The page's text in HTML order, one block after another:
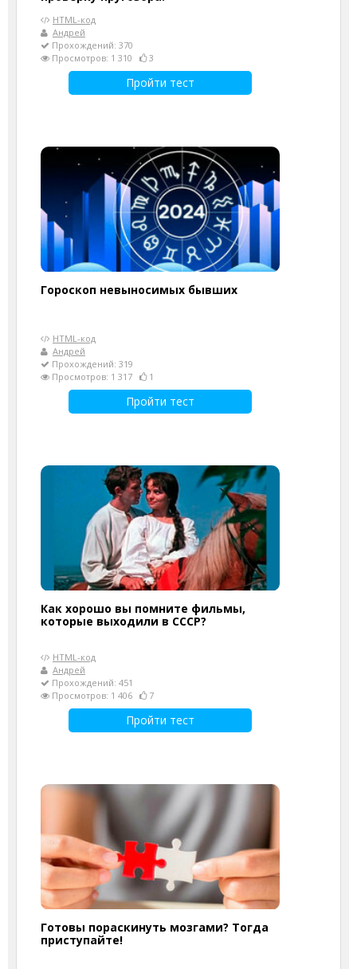
HTML-код
Андрей
Прохождений: 370
Просмотров: 1 310
3
Пройти тест
Гороскоп невыносимых бывших
HTML-код
Андрей
Прохождений: 319
Просмотров: 1 317
1
Пройти тест
Как хорошо вы помните фильмы,
которые выходили в СССР?
HTML-код
Андрей
Прохождений: 451
Просмотров: 1 406
7
Пройти тест
Готовы пораскинуть мозгами? Тогда
приступайте!